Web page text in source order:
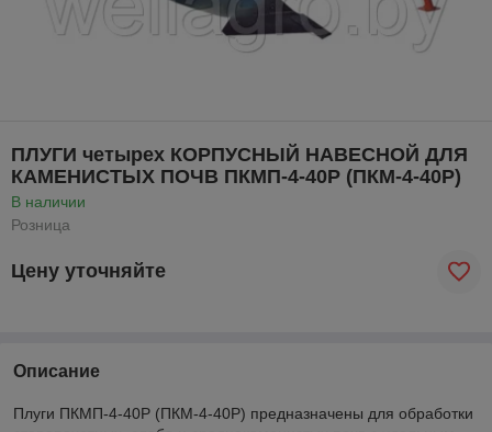
ПЛУГИ четырех КОРПУСНЫЙ НАВЕСНОЙ ДЛЯ
КАМЕНИСТЫХ ПОЧВ ПКМП-4-40Р (ПКМ-4-40Р)
В наличии
Розница
Цену уточняйте
Описание
Плуги ПКМП-4-40Р (ПКМ-4-40Р) предназначены для обработки